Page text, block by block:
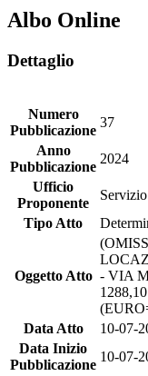
Albo Online
Dettaglio
Numero
Pubblicazione
37
Anno
Pubblicazione
2024
Ufficio
Proponente
Tipo Atto
Oggetto Atto - VIA
1288,10
Data Atto
10-07-
Data Inizio
Pubblicazione
10-07-